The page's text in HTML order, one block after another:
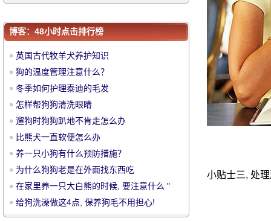
华
宠
小贴士三, 处
博客：48小时点击排行榜
英国古代牧羊犬养护知识
狗的温度管理注意什么？
冬季如何护理泰迪的毛发
怎样帮狗狗清洗眼睛
遛狗时狗狗趴地不肯走怎么办
比熊犬一直软便怎么办
养一只小狗有什么预防措施？
为什么狗狗老是在外面找东西吃
在家里养一只大白熊的时候, 要注意什么 "
给狗洗澡做这4点, 保养狗毛不用担心!